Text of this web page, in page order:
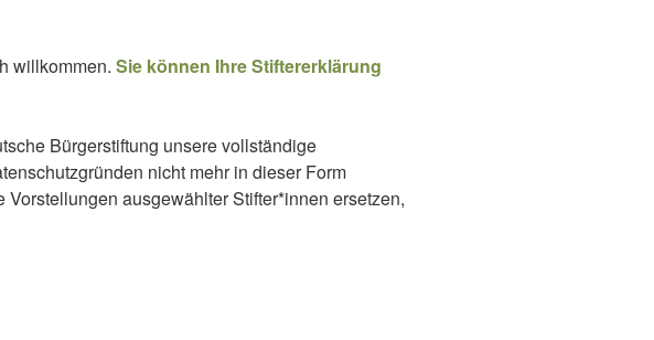
willkommen. Sie können Ihre Stiftererklärung
Bürgerstiftung unsere vollständige
nicht mehr in dieser Form
ausgewählter Stifter*innen ersetzen,